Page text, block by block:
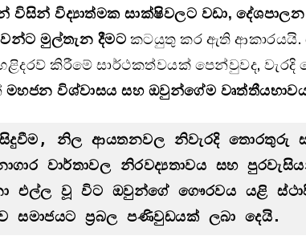
විසින් විද්‍යාත්මක සාක්ෂිවලට වඩා,
මුල්තැන දීමටකටයුතු කර ඇති ආකාරයයි.
කිරීමේ සාර්ථකත්වයක් පෙන්වුවද, වැරදි
මහජන විශ්වාසය සහ ඔවුන්ගේම
නිල ආයතනවල නිවැරදි තොරතුරු
වාර්තාවල නිරවද්‍යතාවය සහ
එල්ල වූ විට ඔවුන්ගේ ගෞරවය යළි
සමාජයට ප්‍රබල පණිවුඩයක් ලබා දෙයි.